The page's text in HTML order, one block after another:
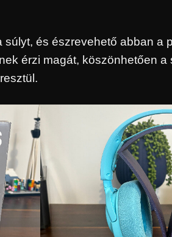
és észrevehető abban a
érzi magát, köszönhetően a